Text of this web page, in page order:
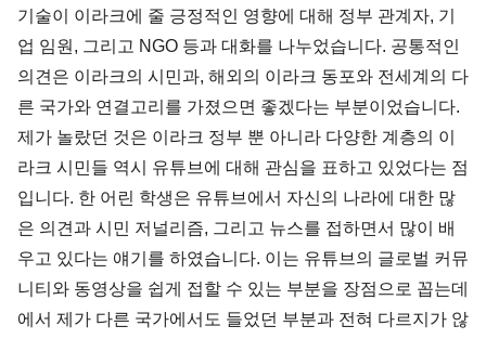
기술이 이라크에 줄 긍정적인 영향에 대해 정부 관계자, 기
업 임원, 그리고 NGO 등과 대화를 나누었습니다. 공통적인
의견은 이라크의 시민과, 해외의 이라크 동포와 전세계의 다
른 국가와 연결고리를 가졌으면 좋겠다는 부분이었습니다.
제가 놀랐던 것은 이라크 정부 뿐 아니라 다양한 계층의 이
라크 시민들 역시 유튜브에 대해 관심을 표하고 있었다는 점
입니다. 한 어린 학생은 유튜브에서 자신의 나라에 대한 많
은 의견과 시민 저널리즘, 그리고 뉴스를 접하면서 많이 배
우고 있다는 얘기를 하였습니다. 이는 유튜브의 글로벌 커뮤
니티와 동영상을 쉽게 접할 수 있는 부분을 장점으로 꼽는데
에서 제가 다른 국가에서도 들었던 부분과 전혀 다르지가 않